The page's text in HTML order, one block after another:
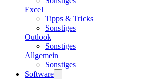
Excel
Tipps & Tricks
Sonstiges
Outlook
Sonstiges
Allgemein
Sonstiges
Software